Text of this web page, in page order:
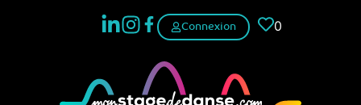
Connexion 0